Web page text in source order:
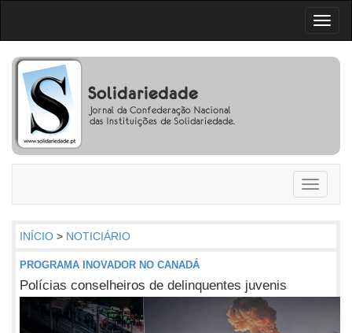
Toggle
INÍCIO > NOTICIÁRIO
PROGRAMA INOVADOR NO CANADÁ
Polícias conselheiros de delinquentes juvenis